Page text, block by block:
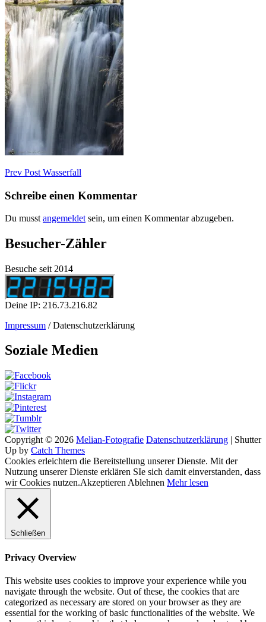
Beitragsnavigation
Previous
Prev Post Wasserfall
Schreibe einen Kommentar
Du musst angemeldet sein, um einen Kommentar abzugeben.
Besucher-Zähler
Besuche seit 2014
Deine IP: 216.73.216.82
Impressum / Datenschutzerklärung
Soziale Medien
Copyright © 2026 Melian-Fotografie Datenschutzerklärung | Shutter
Up by Catch Themes
Cookies erleichtern die Bereitstellung unserer Dienste. Mit der
Nutzung unserer Dienste erklären SIe sich damit einverstanden, dass
wir Cookies nutzen.Akzeptieren Ablehnen Mehr lesen
Schließen
Privacy Overview
This website uses cookies to improve your experience while you
navigate through the website. Out of these, the cookies that are
categorized as necessary are stored on your browser as they are
essential for the working of basic functionalities of the website. We